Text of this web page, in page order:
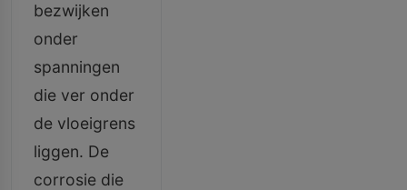
bezwijken
onder
spanningen
die ver onder
de vloeigrens
liggen. De
corrosie die